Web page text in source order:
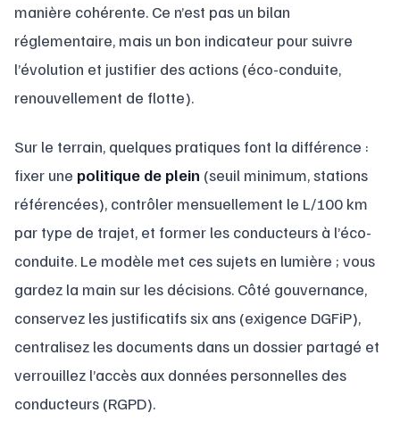
manière cohérente. Ce n’est pas un bilan
réglementaire, mais un bon indicateur pour suivre
l’évolution et justifier des actions (éco-conduite,
renouvellement de flotte).
Sur le terrain, quelques pratiques font la différence :
fixer une politique de plein (seuil minimum, stations
référencées), contrôler mensuellement le L/100 km
par type de trajet, et former les conducteurs à l’éco-
conduite. Le modèle met ces sujets en lumière ; vous
gardez la main sur les décisions. Côté gouvernance,
conservez les justificatifs six ans (exigence DGFiP),
centralisez les documents dans un dossier partagé et
verrouillez l’accès aux données personnelles des
conducteurs (RGPD).